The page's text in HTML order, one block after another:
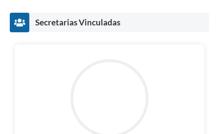
Secretarias Vinculadas